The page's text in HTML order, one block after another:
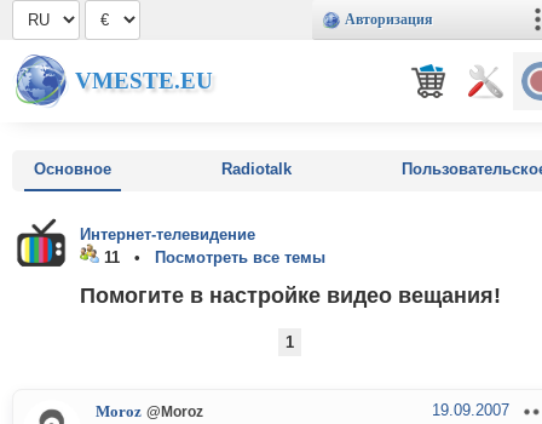
Авторизация
VMESTE.EU
Основное Radiotalk
Интернет-телевидение
11 •
Посмотреть все темы
Помогите в настройке видео вещания!
1
Moroz @Moroz 19.09.2007